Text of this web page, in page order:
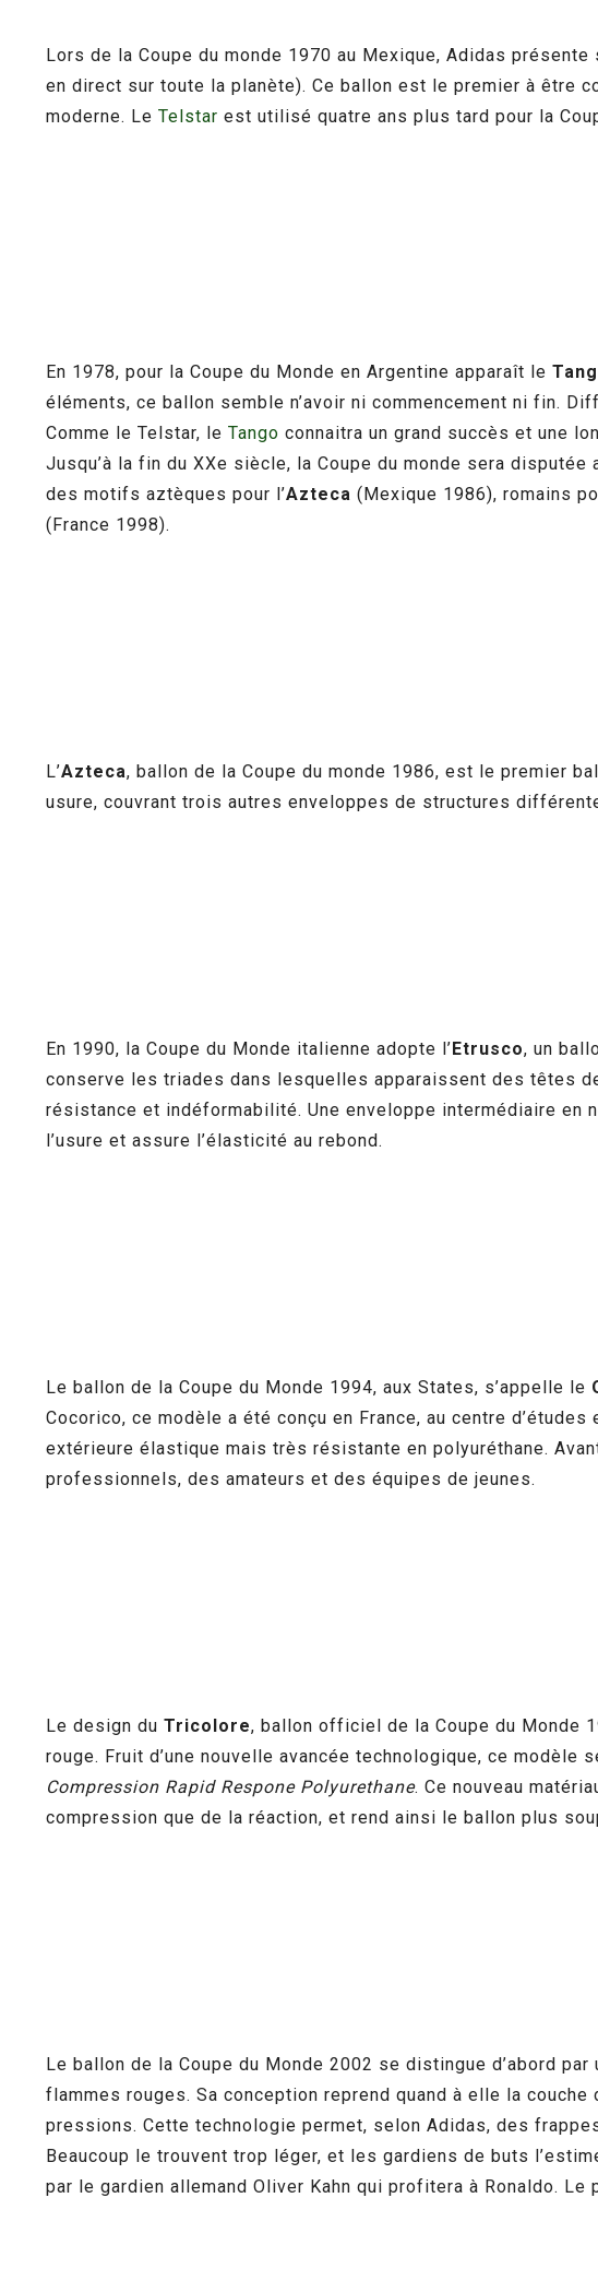
Lors de la Coupe du monde 1970 au Mexique, Adidas présente
en direct sur toute la planète). Ce ballon est le premier à être
moderne. Le Telstar est utilisé quatre ans plus tard pour la
En 1978, pour la Coupe du Monde en Argentine apparaît le
éléments, ce ballon semble n’avoir ni commencement ni fin.
Comme le Telstar, le Tango connaitra un grand succès et une
Jusqu’à la fin du XXe siècle, la Coupe du monde sera
des motifs aztèques pour l’Azteca (Mexique 1986), romains
(France 1998).
L’Azteca, ballon de la Coupe du monde 1986, est le premier
usure, couvrant trois autres enveloppes de structures
En 1990, la Coupe du Monde italienne adopte l’Etrusco, un
conserve les triades dans lesquelles apparaissent des têtes
résistance et indéformabilité. Une enveloppe intermédiaire en
l’usure et assure l’élasticité au rebond.
Le ballon de la Coupe du Monde 1994, aux States, s’appelle le
Cocorico, ce modèle a été conçu en France, au centre
extérieure élastique mais très résistante en polyuréthane.
professionnels, des amateurs et des équipes de jeunes.
Le design du Tricolore, ballon officiel de la Coupe du Monde
rouge. Fruit d’une nouvelle avancée technologique, ce modèle
Compression Rapid Respone Polyurethane. Ce nouveau
compression que de la réaction, et rend ainsi le ballon plus
Le ballon de la Coupe du Monde 2002 se distingue d’abord
flammes rouges. Sa conception reprend quand à elle la
pressions. Cette technologie permet, selon Adidas, des
Beaucoup le trouvent trop léger, et les gardiens de buts
par le gardien allemand Oliver Kahn qui profitera à Ronaldo.